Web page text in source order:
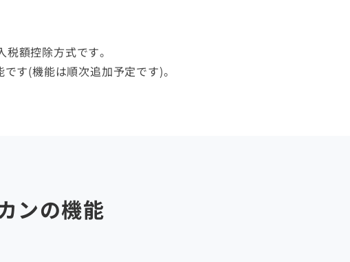
額控除方式です。
す(機能は順次追加予定です)。
ンの機能